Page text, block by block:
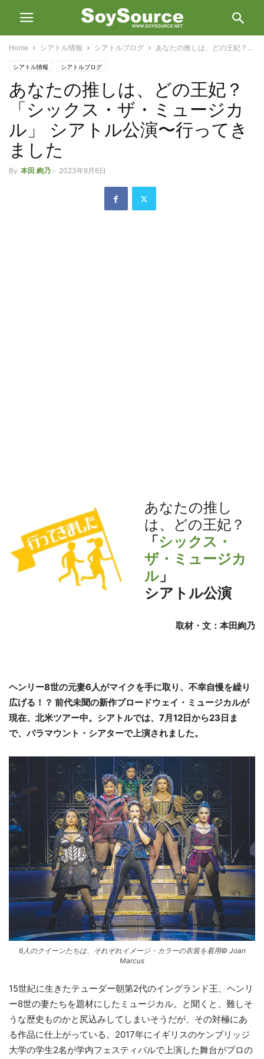
Home シアトル情報 シアトルブログ あなたの推しは、どの王妃？...
シアトル情報 シアトルブログ
あなたの推しは、どの王妃？
「シックス・ザ・ミュージカ
ル」 シアトル公演〜行ってき
ました
By 本田 絢乃 - 2023年8月6日
あなたの推し
は、どの王妃？
「シックス・
ザ・ミュージカ
ル 」
シアトル公演
取材・文：本田絢乃
ヘンリー8世の元妻6人がマイクを手に取り、不幸自慢を繰り
広げる！？ 前代未聞の新作ブロードウェイ・ミュージカルが
現在、北米ツアー中。シアトルでは、7月12日から23日ま
で、パラマウント・シアターで上演されました。
6人のクイーンたちは、それぞれイメージ・カラーの衣装を着用© Joan
Marcus
15世紀に生きたテューダー朝第2代のイングランド王、ヘンリ
ー8世の妻たちを題材にしたミュージカル。と聞くと、難しそ
うな歴史ものかと尻込みしてしまいそうだが、その対極にあ
る作品に仕上がっている。2017年にイギリスのケンブリッジ
大学の学生2名が学内フェスティバルで上演した舞台がプロの